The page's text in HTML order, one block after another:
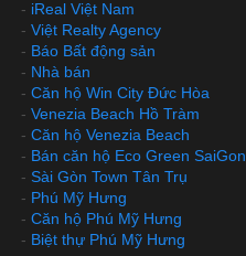
- iReal Việt Nam
- Việt Realty Agency
- Báo Bất động sản
- Nhà bán
- Căn hộ Win City Đức Hòa
- Venezia Beach Hồ Tràm
- Căn hộ Venezia Beach
- Bán căn hộ Eco Green SaiGon
- Sài Gòn Town Tân Trụ
- Phú Mỹ Hưng
- Căn hộ Phú Mỹ Hưng
- Biệt thự Phú Mỹ Hưng